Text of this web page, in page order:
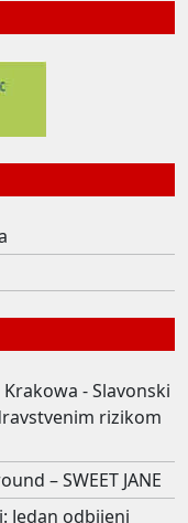
- Slavonski
rizikom
– SWEET JANE
Jedan odbijeni